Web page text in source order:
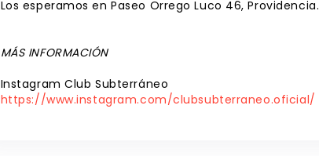
Los esperamos en Paseo Orrego Luco 46, Providencia.
MÁS INFORMACIÓN
Instagram Club Subterráneo
https://www.instagram.com/clubsubterraneo.oficial/